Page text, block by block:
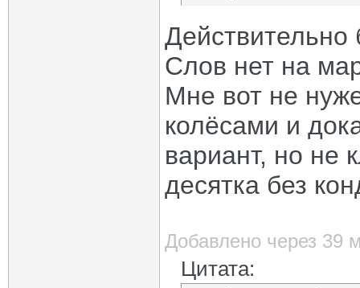
Слов нет на
Мне вот не
колёсами и
вариант, но не
десятка без
Добавлено через 39
Цитата: